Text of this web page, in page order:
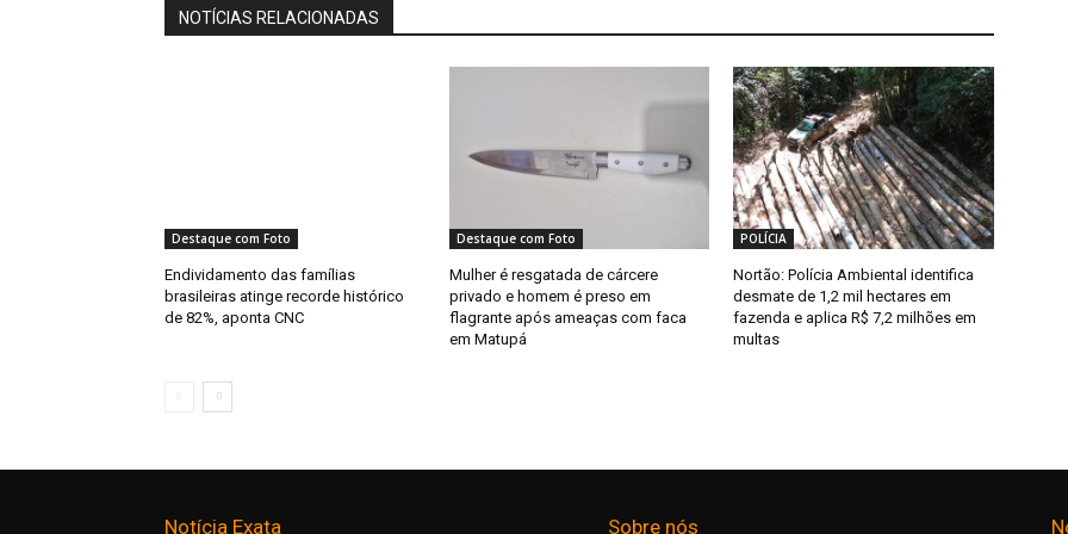
NOTÍCIAS RELACIONADAS
Destaque com Foto
Endividamento das famílias
brasileiras atinge recorde histórico
de 82%, aponta CNC
Destaque com Foto
Mulher é resgatada de cárcere
privado e homem é preso em
flagrante após ameaças com faca
em Matupá
POLÍCIA
Nortão: Polícia Ambiental identifica
desmate de 1,2 mil hectares em
fazenda e aplica R$ 7,2 milhões em
multas
Notícia Exata Sobre nós